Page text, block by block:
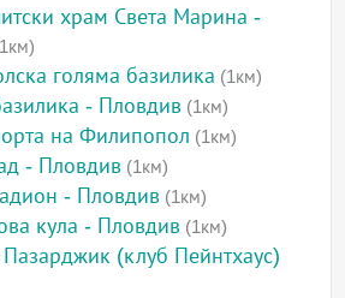
храм Света Марина -
голяма базилика (1км)
- Пловдив (1км)
на Филипопол (1км)
- Пловдив (1км)
- Пловдив (1км)
кула - Пловдив (1км)
(клуб Пейнтхаус)